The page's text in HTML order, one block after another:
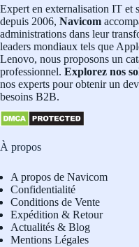
Expert en externalisation IT et
depuis 2006, Navicom
administrations dans leur
leaders mondiaux tels que
Lenovo, nous proposons un
professionnel. Explorez nos
nos experts pour obtenir un
besoins B2B.
À propos
A propos de Navicom
Confidentialité
Conditions de Vente
Expédition & Retour
Actualités & Blog
Mentions Légales